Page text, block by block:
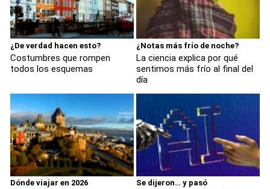
¿De verdad hacen esto?
Costumbres que rompen
todos los esquemas
¿Notas más frío de noche?
La ciencia explica por qué
sentimos más frío al final del
día
Dónde viajar en 2026 Se dijeron… y pasó